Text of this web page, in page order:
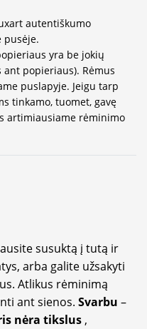
autentiškumo
pusėje.
yra be jokių
popieriaus). Rėmus
puslapyje. Jeigu tarp
tinkamo, tuomet, gavę
artimiausiame rėminimo
susuktą į tutą ir
arba galite užsakyti
Atlikus rėminimą
ant sienos. Svarbu –
nėra tikslus ,